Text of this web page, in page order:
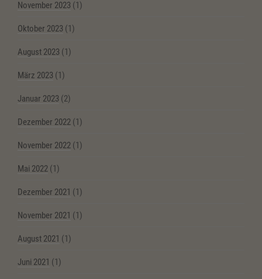
November 2023 (1)
Oktober 2023 (1)
August 2023 (1)
März 2023 (1)
Januar 2023 (2)
Dezember 2022 (1)
November 2022 (1)
Mai 2022 (1)
Dezember 2021 (1)
November 2021 (1)
August 2021 (1)
Juni 2021 (1)